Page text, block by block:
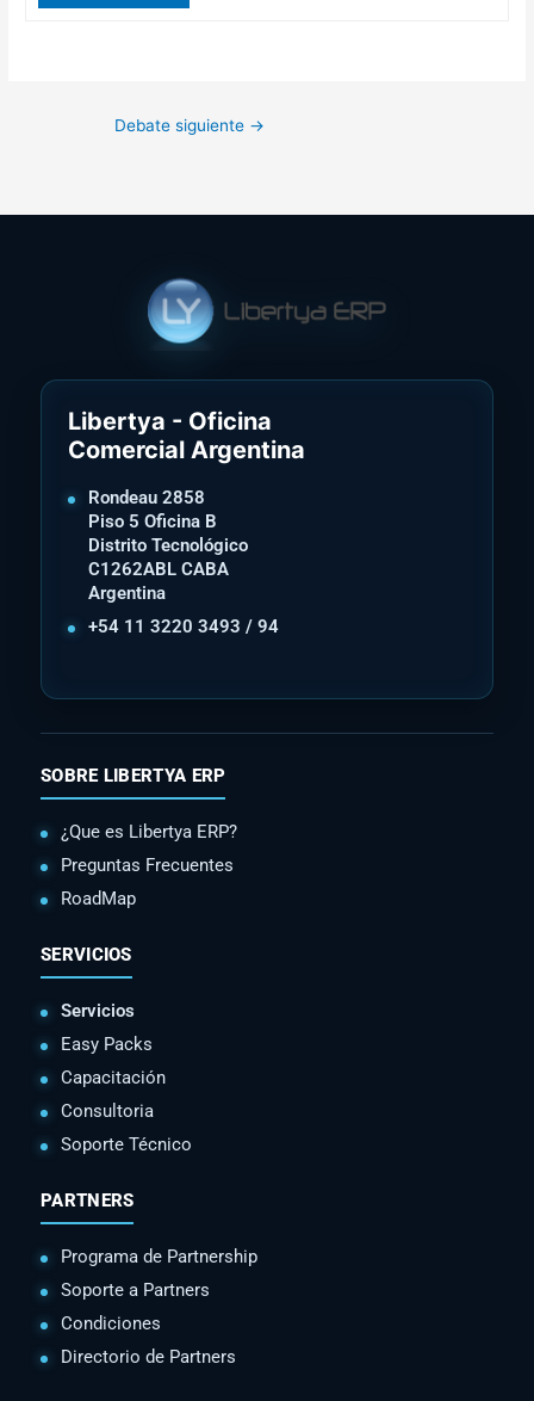
Debate siguiente →
Libertya - Oficina
Comercial Argentina
Rondeau 2858
Piso 5 Oficina B
Distrito Tecnológico
C1262ABL CABA
Argentina
+54 11 3220 3493 / 94
SOBRE LIBERTYA ERP
¿Que es Libertya ERP?
Preguntas Frecuentes
RoadMap
SERVICIOS
Servicios
Easy Packs
Capacitación
Consultoria
Soporte Técnico
PARTNERS
Programa de Partnership
Soporte a Partners
Condiciones
Directorio de Partners